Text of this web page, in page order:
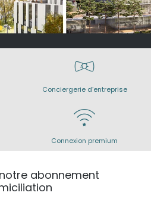
Conciergerie d’entreprise
Connexion premium
abonnement